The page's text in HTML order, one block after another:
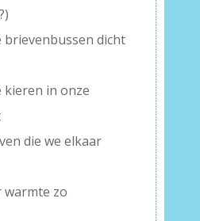
brievenbussen dicht
kieren in onze
die we elkaar
warmte zo